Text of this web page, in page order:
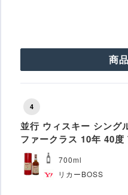
商
4
並行 ウィスキー シング
ファークラス 10年 40
700ml
リカーBOSS